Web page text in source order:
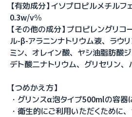
【有効成分】イソプロピルメチルフ
0.3w/v%
【その他の成分】プロピレングリ
ル-β-アラニンナトリウム液、ラウ
ミン、オレイン酸、ヤシ油脂肪酸
デト酸二ナトリウム、グリセリン
【つめかえ方】
・グリンスα泡タイプ500mlの容器
・衛生的にご利用いただくために